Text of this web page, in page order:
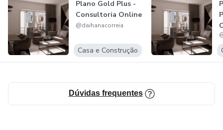
Plano Gold Plus -
Consultoria Online
@daihanacorreia
Casa e Construção
Dúvidas frequentes